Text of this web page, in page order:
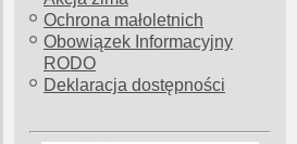
Ochrona małoletnich
Obowiązek Informacyjny
RODO
Deklaracja dostępności